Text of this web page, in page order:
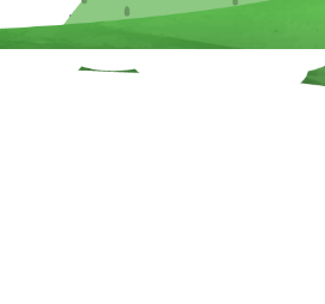
お問い合わせ